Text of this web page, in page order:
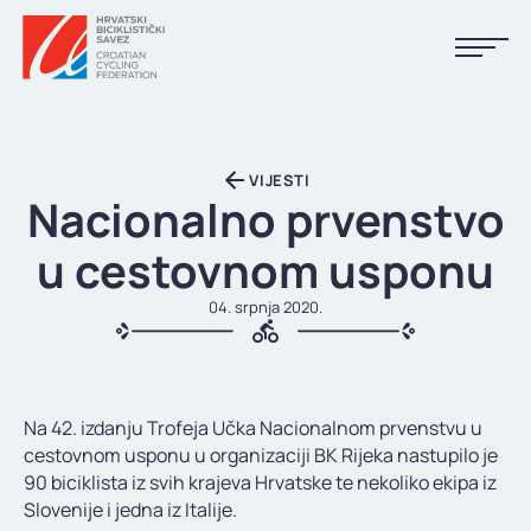
KALENDAR
REZULTATI
DOKUMENTI
LINKOVI
VIJESTI
Nacionalno prvenstvo
u cestovnom usponu
04. srpnja 2020.
Na 42. izdanju Trofeja Učka Nacionalnom prvenstvu u
cestovnom usponu u organizaciji BK Rijeka nastupilo je
90 biciklista iz svih krajeva Hrvatske te nekoliko ekipa iz
Slovenije i jedna iz Italije.